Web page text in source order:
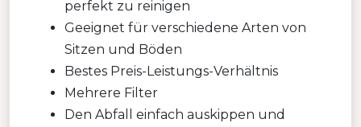
perfekt zu reinigen
Geeignet für verschiedene Arten von
Sitzen und Böden
Bestes Preis-Leistungs-Verhältnis
Mehrere Filter
Den Abfall einfach auskippen und